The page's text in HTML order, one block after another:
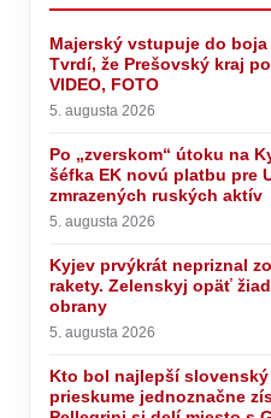
Majerský vstupuje do
Tvrdí, že Prešovský kraj
VIDEO, FOTO
5. augusta 2026
Po „zverskom“ útoku na
šéfka EK novú platbu pre
zmrazených ruských aktív
5. augusta 2026
Kyjev prvýkrát nepriznal
rakety. Zelenskyj opäť
obrany
5. augusta 2026
Kto bol najlepší
prieskume jednoznačne